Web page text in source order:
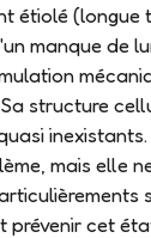
étiolé (longue
manque de
structure
mais elle
prévenir cet